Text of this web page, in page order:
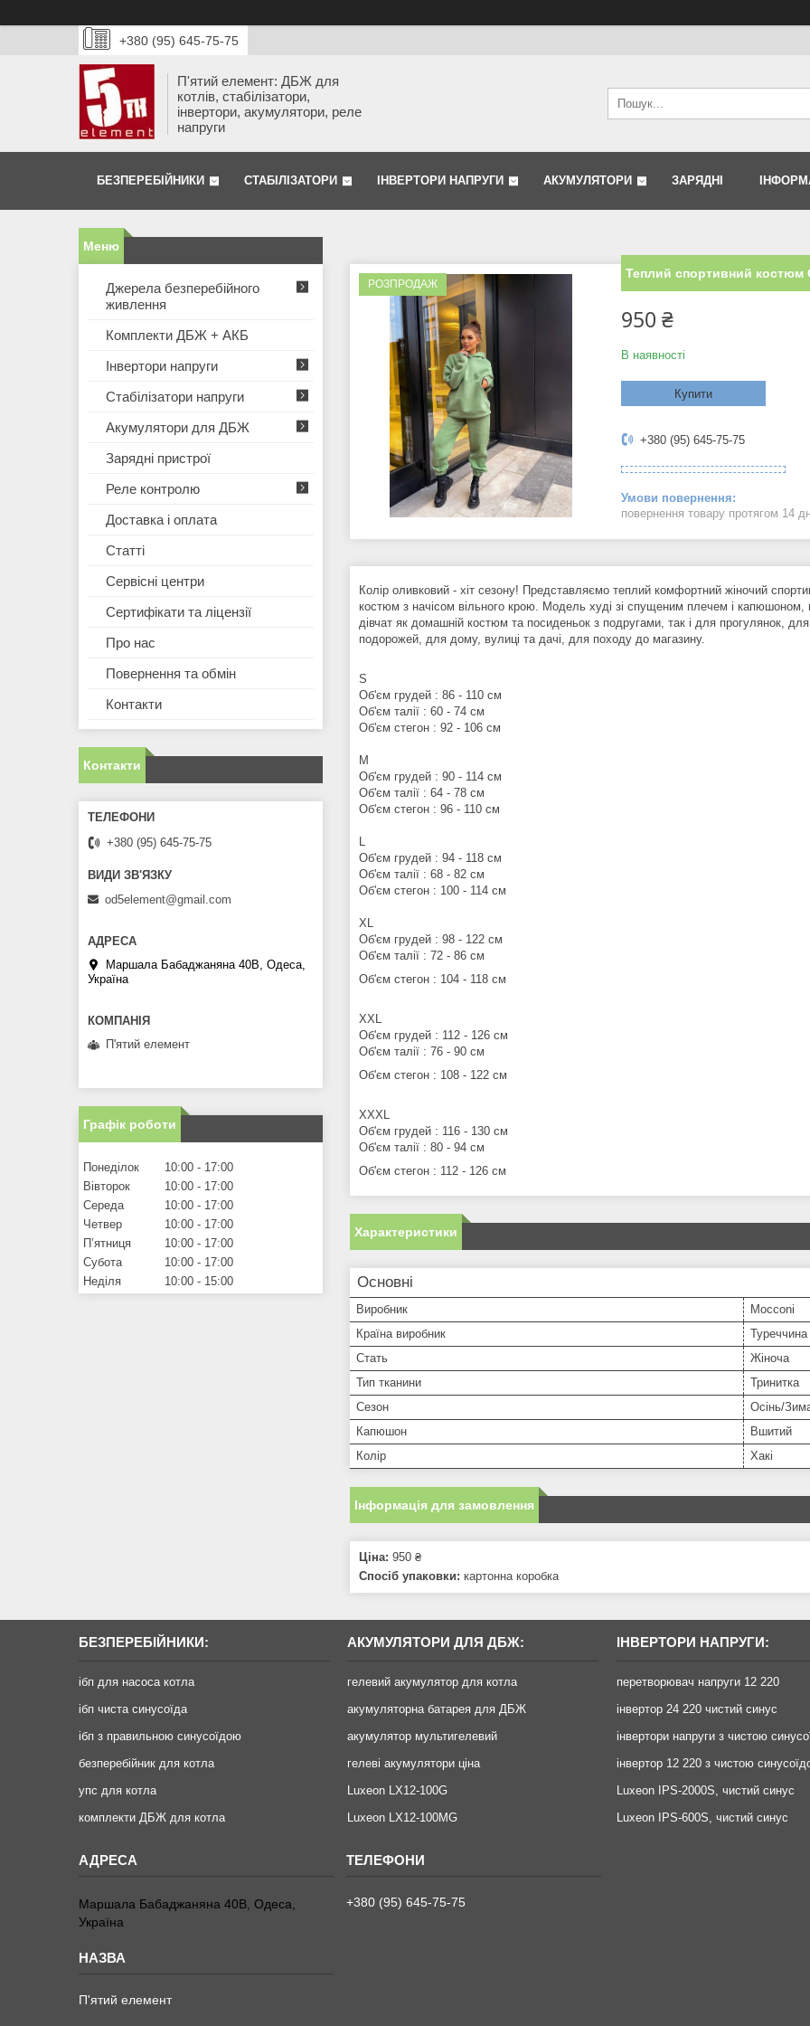
+380 (95) 645-75-75
П'ятий елемент: ДБЖ для
котлів, стабілізатори,
інвертори, акумулятори, реле
напруги
БЕЗПЕРЕБІЙНИКИ СТАБІЛІЗАТОРИ ІНВЕРТОРИ НАПРУГИ АКУМУЛЯТОРИ ЗАРЯДНІ
РОЗПРОДАЖ
Теплий спортивний костюм
950 ₴
В наявності
Купити
+380 (95) 645-75-75
повернення товару протягом 14
Колір оливковий - хіт сезону! Представляємо теплий комфортний жіночий
костюм з начісом вільного крою. Модель худі зі спущеним плечем і
дівчат як домашній костюм та посиденьок з подругами, так і для прогулянок, для
подорожей, для дому, вулиці та дачі, для походу до магазину.
S
Об'єм грудей : 86 - 110 см
Об'єм талії : 60 - 74 см
Об'єм стегон : 92 - 106 см
M
Об'єм грудей : 90 - 114 см
Об'єм талії : 64 - 78 см
Об'єм стегон : 96 - 110 см
Об'єм грудей : 94 - 118 см
Об'єм талії : 68 - 82 см
Об'єм стегон : 100 - 114 см
XL
Об'єм грудей : 98 - 122 см
Об'єм талії : 72 - 86 см
Об'єм стегон : 104 - 118 см
XXL
Об'єм грудей : 112 - 126 см
Об'єм талії : 76 - 90 см
Об'єм стегон : 108 - 122 см
XXXL
Об'єм грудей : 116 - 130 см
Об'єм талії : 80 - 94 см
Об'єм стегон : 112 - 126 см
Характеристики
Основні
Виробник
Mocconi
Країна виробник
Туреччина
Стать
Жіноча
Тип тканини
Тринитка
Сезон
Осінь/
Капюшон
Вшитий
Колір
Хакі
Інформація для замовлення
Ціна: 950 ₴
Спосіб упаковки: картонна коробка
Джерела безперебійного
живлення
Комплекти ДБЖ + АКБ
Інвертори напруги
Стабілізатори напруги
Акумулятори для ДБЖ
Зарядні пристрої
Реле контролю
Доставка і оплата
Статті
Сервісні центри
Сертифікати та ліцензії
Про нас
Повернення та обмін
Контакти
Контакти
+380 (95) 645-75-75
od5element@gmail.com
Маршала Бабаджаняна 40В, Одеса,
Україна
П'ятий елемент
Графік роботи
Понеділок 10:00
17:00
Вівторок
10:00
17:00
Середа
10:00
17:00
Четвер
10:00
17:00
Пʼятниця
10:00
17:00
Субота
10:00
17:00
Неділя
10:00 15:00
БЕЗПЕРЕБІЙНИКИ:
ібп для насоса котла
ібп чиста синусоїда
ібп з правильною синусоїдою
безперебійник для котла
упс для котла
комплекти ДБЖ для котла
АКУМУЛЯТОРИ ДЛЯ ДБЖ:
гелевий акумулятор для котла
акумуляторна батарея для ДБЖ
акумулятор мультигелевий
гелеві акумулятори ціна
Luxeon LX12-100G
Luxeon LX12-100MG
ІНВЕРТОРИ НАПРУГИ:
перетворювач напруги 12 220
інвертор 24 220 чистий синус
інвертори напруги з чистою
інвертор 12 220 з чистою
Luxeon IPS-2000S, чистий синус
Luxeon IPS-600S, чистий синус
Маршала Бабаджаняна 40В, Одеса,
Україна
П'ятий елемент
+380 (95) 645-75-75